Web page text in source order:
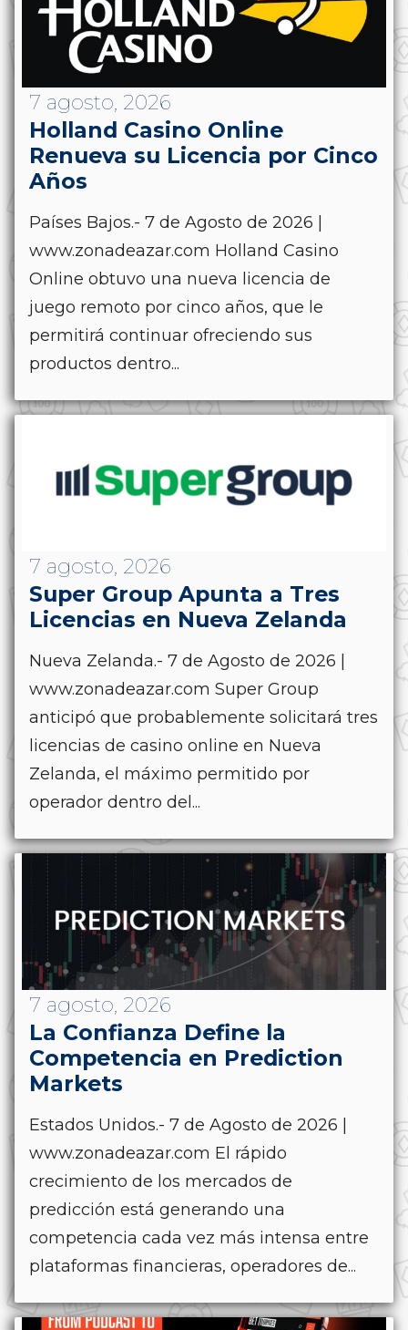
7 agosto, 2026
Holland Casino Online
Renueva su Licencia por Cinco
Años
Países Bajos.- 7 de Agosto de 2026 |
www.zonadeazar.com Holland Casino
Online obtuvo una nueva licencia de
juego remoto por cinco años, que le
permitirá continuar ofreciendo sus
productos dentro...
7 agosto, 2026
Super Group Apunta a Tres
Licencias en Nueva Zelanda
Nueva Zelanda.- 7 de Agosto de 2026 |
www.zonadeazar.com Super Group
anticipó que probablemente solicitará tres
licencias de casino online en Nueva
Zelanda, el máximo permitido por
operador dentro del...
7 agosto, 2026
La Confianza Define la
Competencia en Prediction
Markets
Estados Unidos.- 7 de Agosto de 2026 |
www.zonadeazar.com El rápido
crecimiento de los mercados de
predicción está generando una
competencia cada vez más intensa entre
plataformas financieras, operadores de...